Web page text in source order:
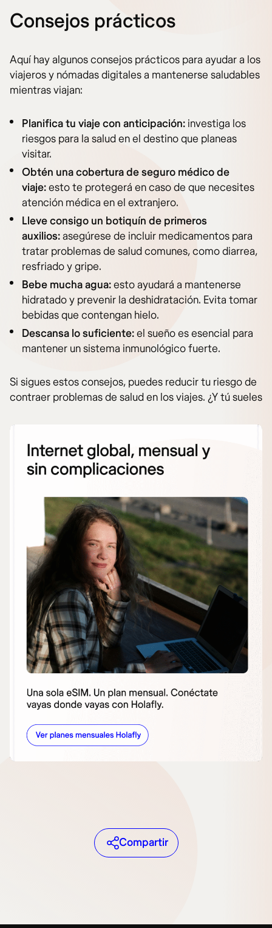
Consejos prácticos
Aquí hay algunos consejos prácticos para ayudar a los
viajeros y nómadas digitales a mantenerse saludables
mientras viajan:
Planifica tu viaje con anticipación: investiga los
riesgos para la salud en el destino que planeas
visitar.
Obtén una cobertura de seguro médico de
viaje:esto te protegerá en caso de que necesites
atención médica en el extranjero.
Lleve consigo un botiquín de primeros
auxilios:asegúrese de incluir medicamentos para
tratar problemas de salud comunes, como diarrea,
resfriado y gripe.
Bebe mucha agua:esto ayudará a mantenerse
hidratado y prevenir la deshidratación. Evita tomar
bebidas que contengan hielo.
Descansa lo suficiente:el sueño es esencial para
mantener un sistema inmunológico fuerte.
Si sigues estos consejos, puedes reducir tu riesgo de
contraer problemas de salud en los viajes. ¿Y tú sueles
Compartir